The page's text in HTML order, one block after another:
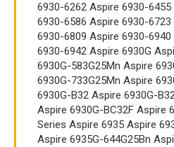
6930-6262 Aspire 6930-
6930-6586 Aspire 6930-
6930-6809 Aspire 6930-
6930-6942 Aspire 6930G
6930G-583G25Mn Aspire
6930G-733G25Mn Aspire
6930G-B32 Aspire 6930G-
Aspire 6930G-BC32F Aspire
Series Aspire 6935 Aspire
Aspire 6935G-644G25Bn